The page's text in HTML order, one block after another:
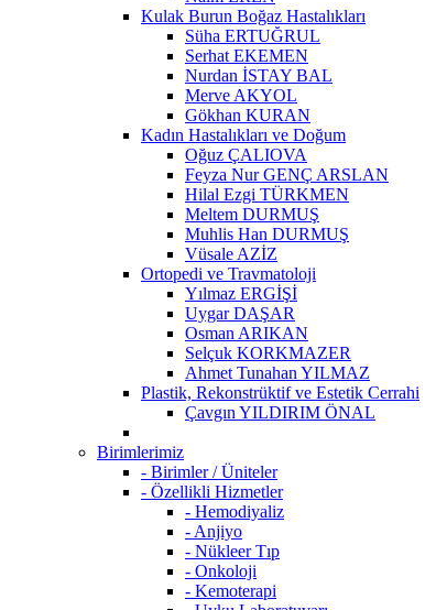
Kulak Burun Boğaz Hastalıkları
Süha ERTUĞRUL
Serhat EKEMEN
Nurdan İSTAY BAL
Merve AKYOL
Gökhan KURAN
Kadın Hastalıkları ve Doğum
Oğuz ÇALIOVA
Feyza Nur GENÇ ARSLAN
Hilal Ezgi TÜRKMEN
Meltem DURMUŞ
Muhlis Han DURMUŞ
Vüsale AZİZ
Ortopedi ve Travmatoloji
Yılmaz ERGİŞİ
Uygar DAŞAR
Osman ARIKAN
Selçuk KORKMAZER
Ahmet Tunahan YILMAZ
Plastik, Rekonstrüktif ve Estetik Cerrahi
Çavgın YILDIRIM ÖNAL
Birimlerimiz
- Birimler / Üniteler
- Özellikli Hizmetler
- Hemodiyaliz
- Anjiyo
- Nükleer Tıp
- Onkoloji
- Kemoterapi